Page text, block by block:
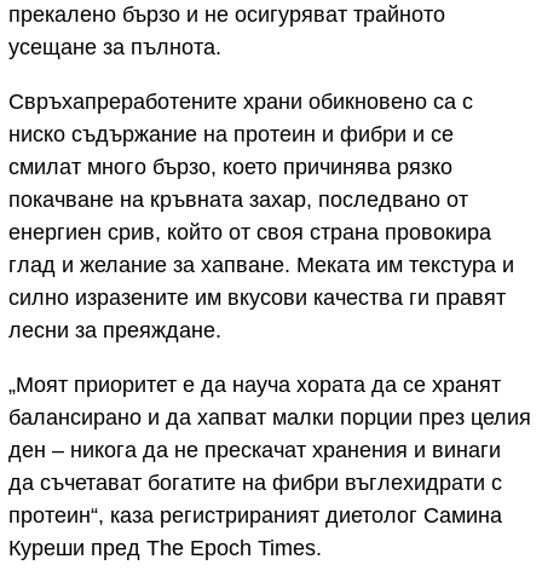
прекалено бързо и не осигуряват трайното
усещане за пълнота.
Свръхапреработените храни обикновено са с
ниско съдържание на протеин и фибри и се
смилат много бързо, което причинява рязко
покачване на кръвната захар, последвано от
енергиен срив, който от своя страна провокира
глад и желание за хапване. Меката им текстура и
силно изразените им вкусови качества ги правят
лесни за преяждане.
„Моят приоритет е да науча хората да се хранят
балансирано и да хапват малки порции през целия
ден – никога да не прескачат хранения и винаги
да съчетават богатите на фибри въглехидрати с
протеин“, каза регистрираният диетолог Самина
Куреши пред The Epoch Times.